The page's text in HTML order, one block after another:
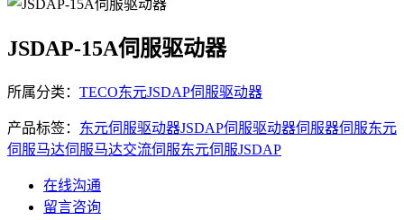
JSDAP-15A伺服驱动器
所属分类： TECO东元JSDAP伺服驱动器
产品标签： 东元伺服驱动器JSDAP伺服驱动器伺服器伺服东元
伺服马达伺服马达交流伺服东元伺服JSDAP
在线沟通
留言咨询